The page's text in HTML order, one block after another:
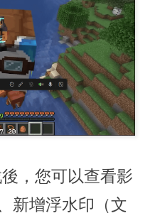
，您可以查看影
新增浮水印（文